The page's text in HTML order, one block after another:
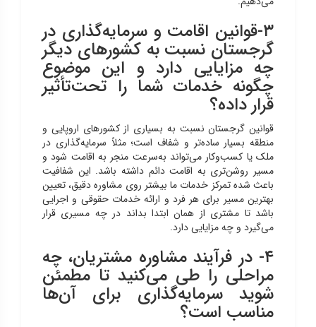
۳-قوانین اقامت و سرمایه‌گذاری در
گرجستان نسبت به کشورهای دیگر
چه مزایایی دارد و این موضوع
چگونه خدمات شما را تحت‌تأثیر
قرار داده؟
قوانین گرجستان نسبت به بسیاری از کشورهای اروپایی و
منطقه بسیار ساده‌تر و شفاف است؛ مثلاً سرمایه‌گذاری در
ملک یا کسب‌وکار می‌تواند به‌سرعت منجر به اقامت شود و
مسیر روشن‌تری به اقامت دائم داشته باشد. این شفافیت
باعث شده تمرکز خدمات ما بیشتر روی مشاوره دقیق، تعیین
بهترین مسیر برای هر فرد و ارائه خدمات حقوقی و اجرایی
باشد تا مشتری از همان ابتدا بداند در چه مسیری قرار
می‌گیرد و چه مزایایی دارد.
۴- در فرآیند مشاوره مشتریان، چه
مراحلی را طی می‌کنید تا مطمئن
شوید سرمایه‌گذاری برای آن‌ها
مناسب است؟